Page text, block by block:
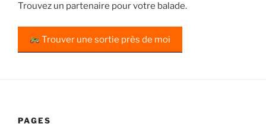
Trouvez un partenaire pour votre balade.
Trouver une sortie près de moi
PAGES